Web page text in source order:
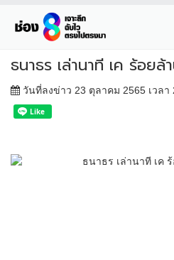
ธนาธร เล่านาที เค ร้อย
วันที่ลงข่าว 23 ตุลาคม 2565 เวลา